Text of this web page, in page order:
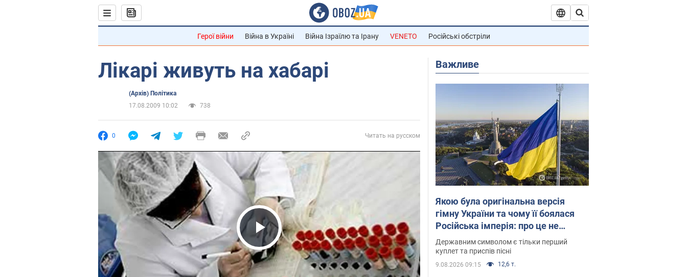
Герої війни Війна в Україні Війна Ізраїлю та Ірану VENETO Російські обстріли
Лікарі живуть на хабарі
(Архів) Політика
17.08.2009 10:02
738
0 Читать на русском
Play Video
Важливе
Якою була оригінальна версія
гімну України та чому її боялася
Російська імперія: про це не
розповідають у школі
Державним символом є тільки перший
куплет та приспів пісні
9.08.2026 09:15 12,6 т.